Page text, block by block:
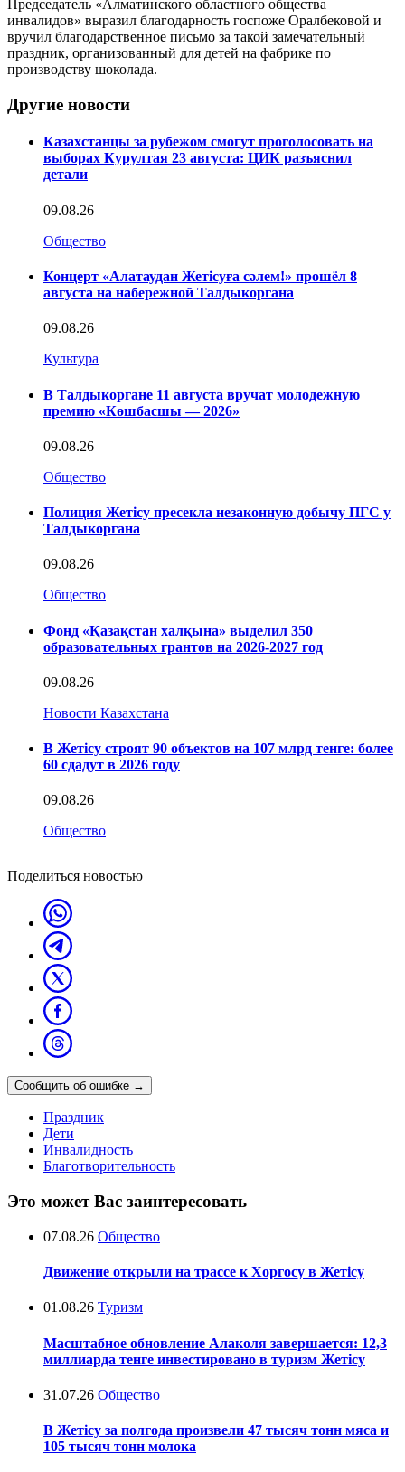
Председатель «Алматинского областного общества
инвалидов» выразил благодарность госпоже Оралбековой и
вручил благодарственное письмо за такой замечательный
праздник, организованный для детей на фабрике по
производству шоколада.
Другие новости
Казахстанцы за рубежом смогут проголосовать на
выборах Курултая 23 августа: ЦИК разъяснил
детали
09.08.26
Общество
Концерт «Алатаудан Жетісуға сәлем!» прошёл 8
августа на набережной Талдыкоргана
09.08.26
Культура
В Талдыкоргане 11 августа вручат молодежную
премию «Көшбасшы — 2026»
09.08.26
Общество
Полиция Жетісу пресекла незаконную добычу ПГС у
Талдыкоргана
09.08.26
Общество
Фонд «Қазақстан халқына» выделил 350
образовательных грантов на 2026-2027 год
09.08.26
Новости Казахстана
В Жетісу строят 90 объектов на 107 млрд тенге: более
60 сдадут в 2026 году
09.08.26
Общество
Поделиться новостью
Сообщить об ошибке →
Праздник
Дети
Инвалидность
Благотворительность
Это может Вас заинтересовать
07.08.26 Общество
Движение открыли на трассе к Хоргосу в Жетісу
01.08.26 Туризм
Масштабное обновление Алаколя завершается: 12,3
миллиарда тенге инвестировано в туризм Жетісу
31.07.26 Общество
В Жетісу за полгода произвели 47 тысяч тонн мяса и
105 тысяч тонн молока